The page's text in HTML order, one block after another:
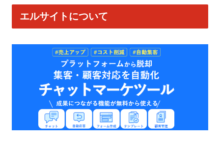
エルサイトについて